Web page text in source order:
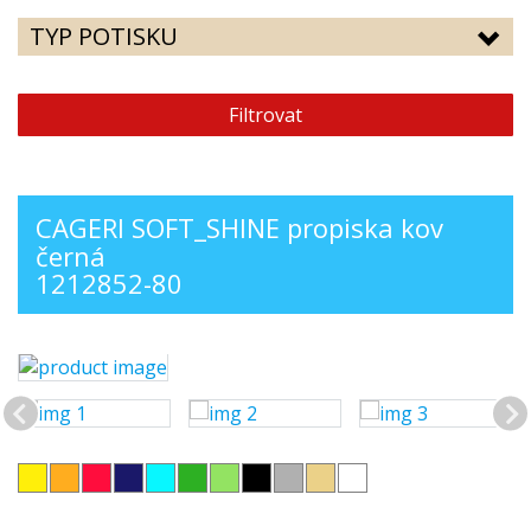
TYP POTISKU
Filtrovat
CAGERI SOFT_SHINE propiska kov
černá
1212852-80